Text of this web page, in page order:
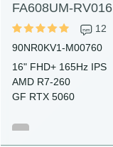
FA608UM-RV016
12
90NR0KV1-M00760
16" FHD+ 165Hz IPS
AMD R7-260
GF RTX 5060